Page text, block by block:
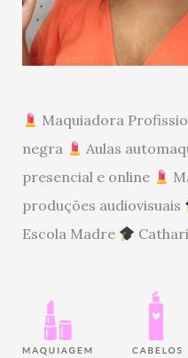
Maquiadora
negra
Aulas
presencial e online
produções audiovisuais
Escola Madre